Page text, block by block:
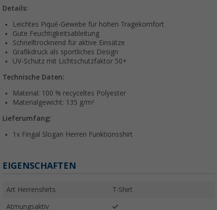
Details:
Leichtes Piqué-Gewebe für hohen Tragekomfort
Gute Feuchtigkeitsableitung
Schnelltrocknend für aktive Einsätze
Grafikdruck als sportliches Design
UV-Schutz mit Lichtschutzfaktor 50+
Technische Daten:
Material: 100 % recyceltes Polyester
Materialgewicht: 135 g/m²
Lieferumfang:
1x Fingal Slogan Herren Funktionsshirt
EIGENSCHAFTEN
Art Herrenshirts T-Shirt
Atmungsaktiv